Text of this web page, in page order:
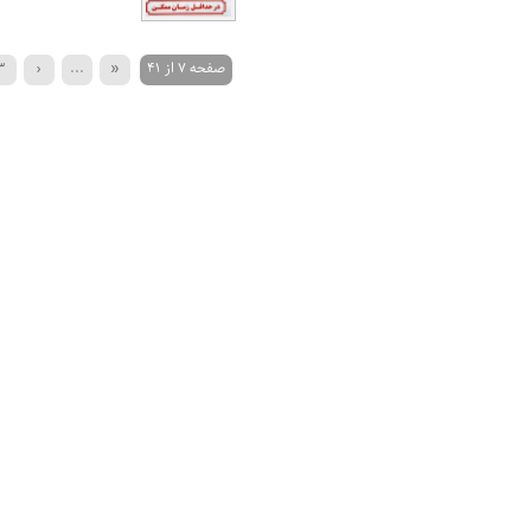
صفحه 7 از 41 «
...
‹